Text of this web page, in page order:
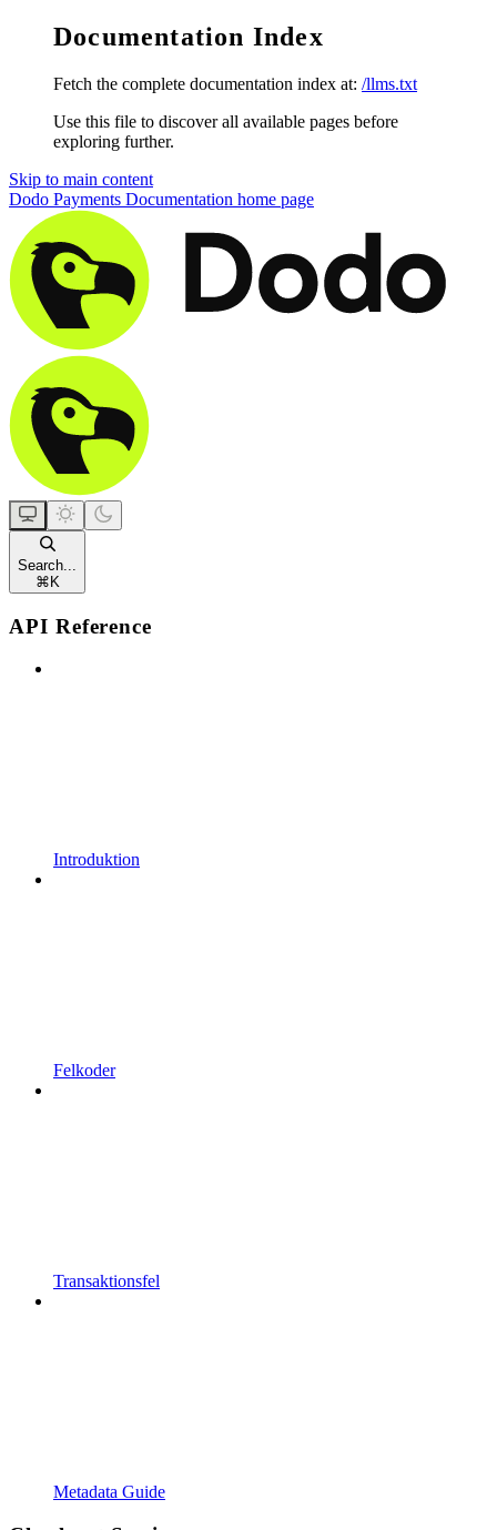
Documentation Index
Fetch the complete documentation index at: /llms.txt
Use this file to discover all available pages before
exploring further.
Skip to main content
Dodo Payments Documentation home page
Search...
⌘ K
API Reference
Introduktion
Felkoder
Transaktionsfel
Metadata Guide